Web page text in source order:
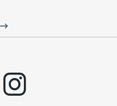
instagram